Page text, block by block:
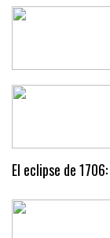
El eclipse de